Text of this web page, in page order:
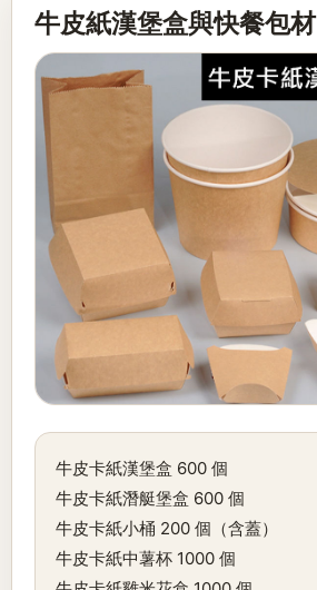
牛皮紙漢堡盒與快餐包材
牛皮卡紙漢堡盒 600 個
牛皮卡紙潛艇堡盒 600 個
牛皮卡紙小桶 200 個（含蓋）
牛皮卡紙中薯杯 1000 個